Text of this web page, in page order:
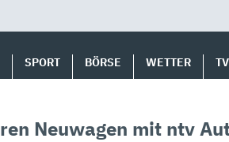
SPORT BÖRSE WETTER TV
Neuwagen mit ntv